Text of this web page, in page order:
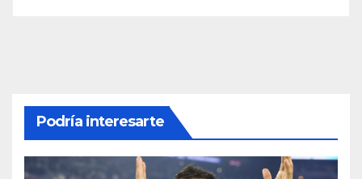
Podría interesarte